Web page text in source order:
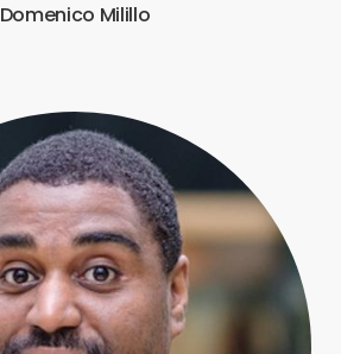
Domenico Milillo